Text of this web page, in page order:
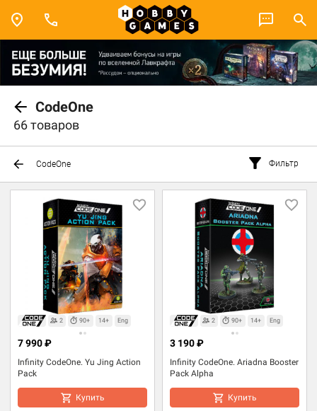
CodeOne
66 товаров
CodeOne Фильтр
2 90+ 14+ Eng
Infinity CodeOne. Yu Jing Action
Pack
7 990 ₽
Купить
2 90+ 14+ Eng
Infinity CodeOne. Ariadna Booster
Pack Alpha
3 190 ₽
Купить